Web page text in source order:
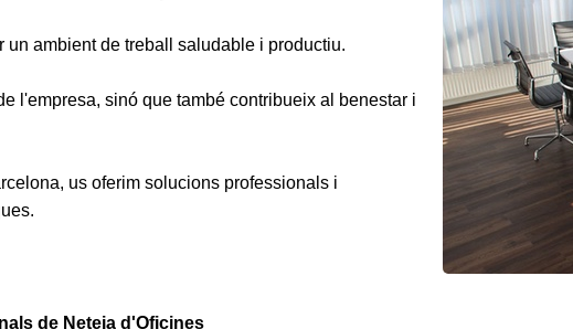
ambient de treball saludable i productiu.
l'empresa, sinó que també contribueix al benestar i
us oferim solucions professionals i
de Neteja d'Oficines